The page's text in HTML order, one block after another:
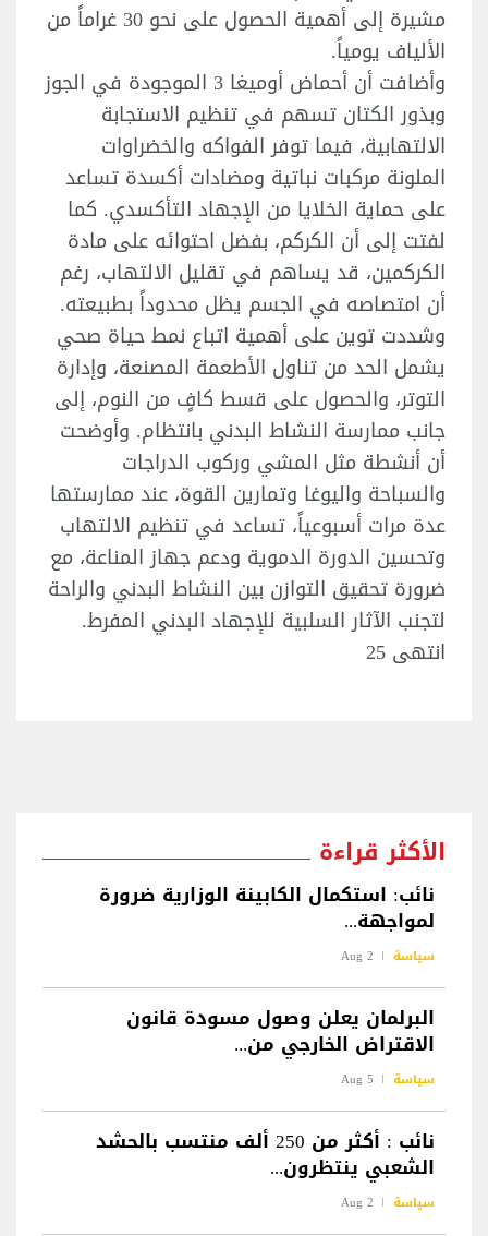
مشيرة إلى أهمية الحصول على نحو 30 غراماً من
الألياف يومياً.
وأضافت أن أحماض أوميغا 3 الموجودة في الجوز
وبذور الكتان تسهم في تنظيم الاستجابة
الالتهابية، فيما توفر الفواكه والخضراوات
الملونة مركبات نباتية ومضادات أكسدة تساعد
على حماية الخلايا من الإجهاد التأكسدي. كما
لفتت إلى أن الكركم، بفضل احتوائه على مادة
الكركمين، قد يساهم في تقليل الالتهاب، رغم
أن امتصاصه في الجسم يظل محدوداً بطبيعته.
وشددت توين على أهمية اتباع نمط حياة صحي
يشمل الحد من تناول الأطعمة المصنعة، وإدارة
التوتر، والحصول على قسط كافٍ من النوم، إلى
جانب ممارسة النشاط البدني بانتظام. وأوضحت
أن أنشطة مثل المشي وركوب الدراجات
والسباحة واليوغا وتمارين القوة، عند ممارستها
عدة مرات أسبوعياً، تساعد في تنظيم الالتهاب
وتحسين الدورة الدموية ودعم جهاز المناعة، مع
ضرورة تحقيق التوازن بين النشاط البدني والراحة
لتجنب الآثار السلبية للإجهاد البدني المفرط.
انتهى 25
الأكثر قراءة
نائب: استكمال الكابينة الوزارية ضرورة
لمواجهة...
سياسة 2 Aug
البرلمان يعلن وصول مسودة قانون
الاقتراض الخارجي من...
سياسة 5 Aug
نائب : أكثر من 250 ألف منتسب بالحشد
الشعبي ينتظرون...
سياسة 2 Aug